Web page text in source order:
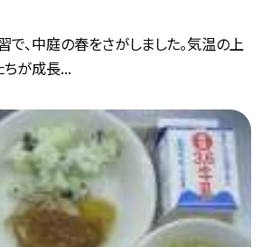
、中庭の春をさがしました。気温の上
ちが成長...